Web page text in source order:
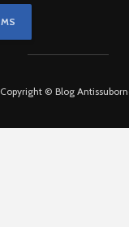
Copyright © Blog